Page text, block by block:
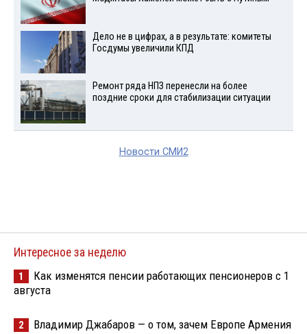
Дело не в цифрах, а в результате: комитеты
Госдумы увеличили КПД
Ремонт ряда НПЗ перенесли на более
поздние сроки для стабилизации ситуации
Новости СМИ2
Интересное за неделю
1
Как изменятся пенсии работающих пенсионеров с 1
августа
2 Владимир Джабаров — о том, зачем Европе Армения